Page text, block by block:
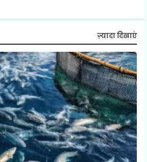
ज़्यादा दिखाएं